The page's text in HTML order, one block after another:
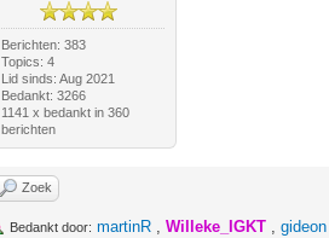
Berichten: 383
Topics: 4
Lid sinds: Aug 2021
Bedankt: 3266
1141 x bedankt in 360
berichten
Zoek
Bedankt door: martinR ,Willeke_IGKT ,gideon